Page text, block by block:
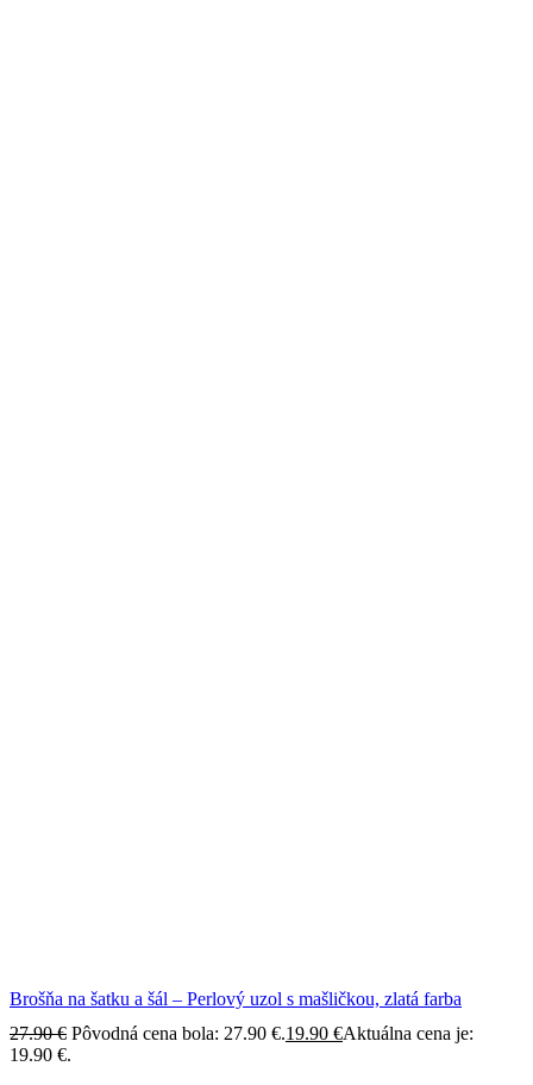
Brošňa na šatku a šál – Perlový uzol s mašličkou, zlatá farba
27.90€ Pôvodná cena bola: 27.90 €.19.90 €Aktuálna cena je:
19.90 €.